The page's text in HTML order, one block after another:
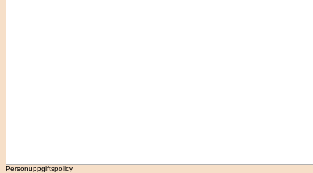
Personuppgiftspolicy